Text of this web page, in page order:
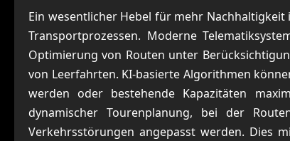
Ein wesentlicher Hebel für mehr
Transportprozessen. Moderne
Optimierung von Routen unter
von Leerfahrten. KI-basierte Algorithmen
werden oder bestehende Kapazitäten
dynamischer Tourenplanung, bei der
Verkehrsstörungen angepasst werden. Dies